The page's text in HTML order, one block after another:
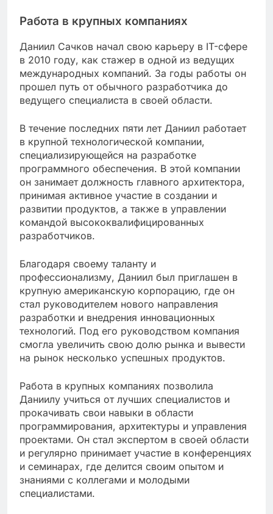
Работа в крупных компаниях
Даниил Сачков начал свою карьеру в IT-сфере
в 2010 году, как стажер в одной из ведущих
международных компаний. За годы работы он
прошел путь от обычного разработчика до
ведущего специалиста в своей области.
В течение последних пяти лет Даниил работает
в крупной технологической компании,
специализирующейся на разработке
программного обеспечения. В этой компании
он занимает должность главного архитектора,
принимая активное участие в создании и
развитии продуктов, а также в управлении
командой высококвалифицированных
разработчиков.
Благодаря своему таланту и
профессионализму, Даниил был приглашен в
крупную американскую корпорацию, где он
стал руководителем нового направления
разработки и внедрения инновационных
технологий. Под его руководством компания
смогла увеличить свою долю рынка и вывести
на рынок несколько успешных продуктов.
Работа в крупных компаниях позволила
Даниилу учиться от лучших специалистов и
прокачивать свои навыки в области
программирования, архитектуры и управления
проектами. Он стал экспертом в своей области
и регулярно принимает участие в конференциях
и семинарах, где делится своим опытом и
знаниями с коллегами и молодыми
специалистами.